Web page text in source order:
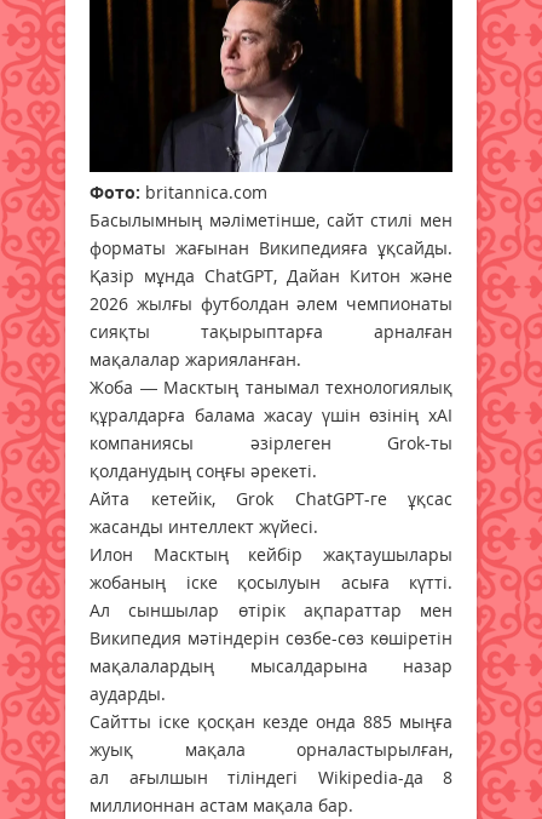
Фото: britannica.com
Басылымның мәліметінше, сайт стилі мен
форматы жағынан Википедияға ұқсайды.
Қазір мұнда ChatGPT, Дайан Китон және
2026 жылғы футболдан әлем чемпионаты
сияқты тақырыптарға арналған
мақалалар жарияланған.
Жоба — Масктың танымал технологиялық
құралдарға балама жасау үшін өзінің хAI
компаниясы әзірлеген Grok-ты
қолданудың соңғы әрекеті.
Айта кетейік, Grok ChatGPT-ге ұқсас
жасанды интеллект жүйесі.
Илон Масктың кейбір жақтаушылары
жобаның іске қосылуын асыға күтті.
Ал сыншылар өтірік ақпараттар мен
Википедия мәтіндерін сөзбе-сөз көшіретін
мақалалардың мысалдарына назар
аударды.
Сайтты іске қосқан кезде онда 885 мыңға
жуық мақала орналастырылған,
ал ағылшын тіліндегі Wikipedia-да 8
миллионнан астам мақала бар.